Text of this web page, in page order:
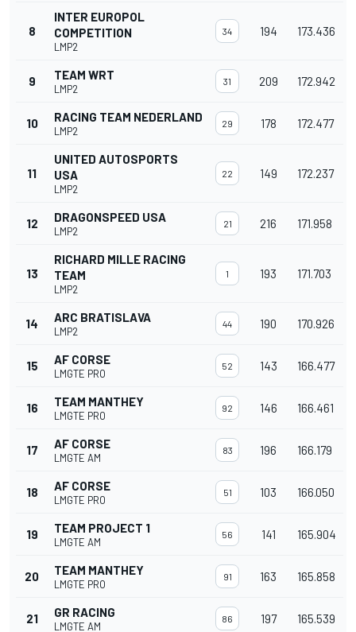
8
INTER EUROPOL
COMPETITION
LMP2
34 194 173.436
9 TEAM WRT
LMP2
31 209 172.942
10 RACING TEAM NEDERLAND
LMP2
29 178 172.477
11
UNITED AUTOSPORTS
USA
LMP2
22 149 172.237
12 DRAGONSPEED USA
LMP2
21 216 171.958
13
RICHARD MILLE RACING
TEAM
LMP2
1 193 171.703
14 ARC BRATISLAVA
LMP2
44 190 170.926
15 AF CORSE
LMGTE PRO
52 143 166.477
16 TEAM MANTHEY
LMGTE PRO
92 146 166.461
17 AF CORSE
LMGTE AM
83 196 166.179
18 AF CORSE
LMGTE PRO
51 103 166.050
19 TEAM PROJECT 1
LMGTE AM
56 141 165.904
20 TEAM MANTHEY
LMGTE PRO
91 163 165.858
21 GR RACING
LMGTE AM
86 197 165.539